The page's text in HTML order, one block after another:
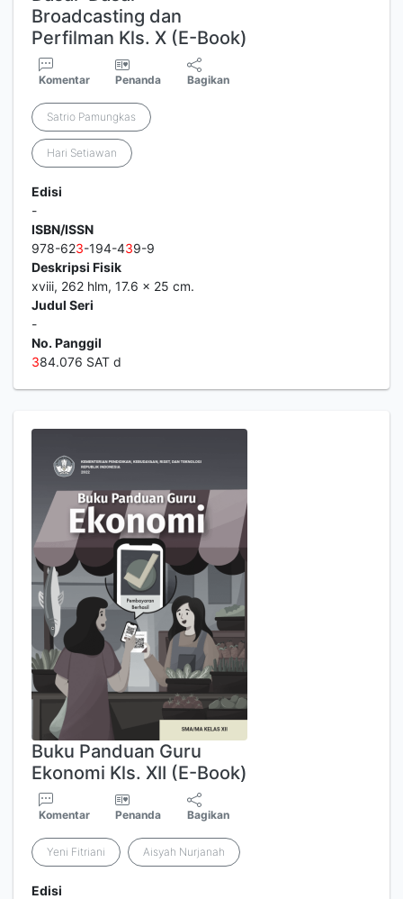
Broadcasting dan
Perfilman Kls. X (E-Book)
Komentar Penanda Bagikan
Satrio Pamungkas
Hari Setiawan
Edisi
-
ISBN/ISSN
978-623-194-439-9
Deskripsi Fisik
xviii, 262 hlm, 17.6 × 25 cm.
Judul Seri
-
No. Panggil
384.076 SAT d
Buku Panduan Guru
Ekonomi Kls. XII (E-Book)
Komentar Penanda Bagikan
Yeni Fitriani Aisyah Nurjanah
Edisi